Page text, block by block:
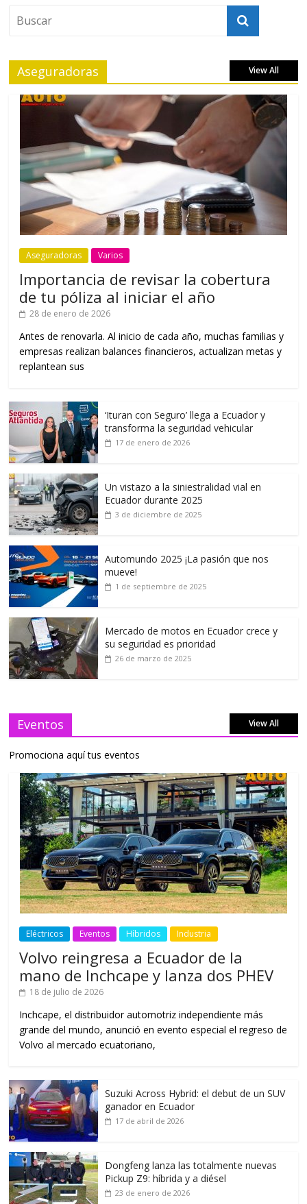
Aseguradoras View All
Aseguradoras Varios
Importancia de revisar la cobertura
de tu póliza al iniciar el año
28 de enero de 2026
Antes de renovarla. Al inicio de cada año, muchas familias y
empresas realizan balances financieros, actualizan metas y
replantean sus
‘Ituran con Seguro’ llega a Ecuador y
transforma la seguridad vehicular
17 de enero de 2026
Un vistazo a la siniestralidad vial en
Ecuador durante 2025
3 de diciembre de 2025
Automundo 2025 ¡La pasión que nos
mueve!
1 de septiembre de 2025
Mercado de motos en Ecuador crece y
su seguridad es prioridad
26 de marzo de 2025
Eventos View All
Promociona aquí tus eventos
Eléctricos Eventos Híbridos Industria
Volvo reingresa a Ecuador de la
mano de Inchcape y lanza dos PHEV
18 de julio de 2026
Inchcape, el distribuidor automotriz independiente más
grande del mundo, anunció en evento especial el regreso de
Volvo al mercado ecuatoriano,
Suzuki Across Hybrid: el debut de un SUV
ganador en Ecuador
17 de abril de 2026
Dongfeng lanza las totalmente nuevas
Pickup Z9: híbrida y a diésel
23 de enero de 2026